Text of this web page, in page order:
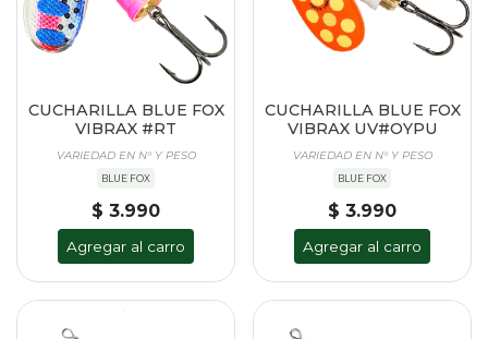
CUCHARILLA BLUE FOX
VIBRAX #RT
VARIEDAD EN N° Y PESO
BLUE FOX
$ 3.990
Agregar al carro
CUCHARILLA BLUE FOX
VIBRAX UV#OYPU
VARIEDAD EN N° Y PESO
BLUE FOX
$ 3.990
Agregar al carro